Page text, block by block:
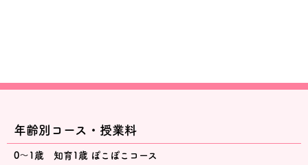
年齢別コース・授業料
0～1歳 知育1歳 ぽこぽこコース